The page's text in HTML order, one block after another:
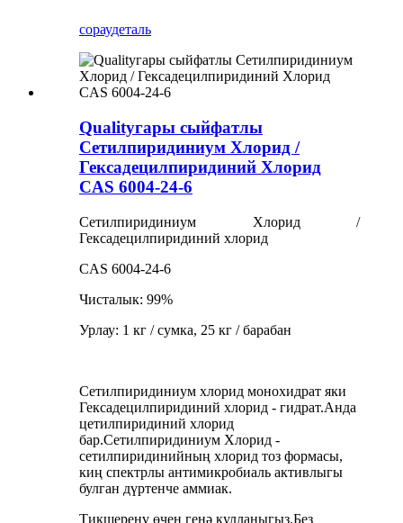
сораудеталь
Qualityгары сыйфатлы
Сетилпиридиниум Хлорид /
Гексадецилпиридиний Хлорид
CAS 6004-24-6
Сетилпиридиниум Хлорид /
Гексадецилпиридиний хлорид
CAS 6004-24-6
Чисталык: 99%
Урлау: 1 кг / сумка, 25 кг / барабан
Сетилпиридиниум хлорид монохидрат яки
Гексадецилпиридиний хлорид - гидрат.Анда
цетилпиридиний хлорид
бар.Сетилпиридиниум Хлорид -
сетилпиридинийның хлорид тоз формасы,
киң спектрлы антимикробиаль активлыгы
булган дүртенче аммиак.
Тикшеренү өчен генә кулланыгыз.Без